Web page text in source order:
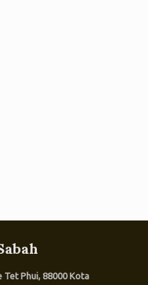
Tet Phui, 88000 Kota